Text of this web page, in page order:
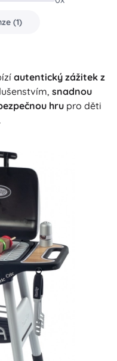
(1)
autentický zážitek z
snadnou
hru pro děti